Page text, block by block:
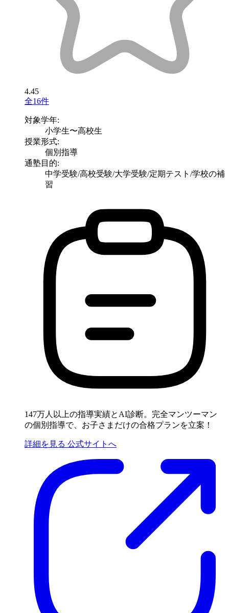
4.45
全16件
対象学年:
小学生〜高校生
授業形式:
個別指導
通塾目的:
中学受験/高校受験/大学受験/定期テスト/学校の補
習
147万人以上の指導実績とAI診断。完全マンツーマン
の個別指導で、お子さまだけの合格プランを立案！
詳細を見る 公式サイトへ